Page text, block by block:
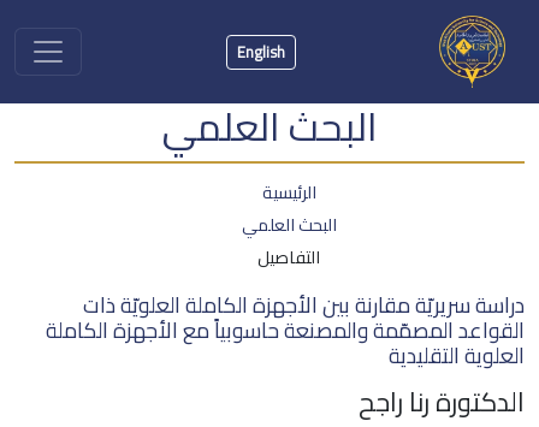
English
البحث العلمي
الرئيسية
البحث العلمي
التفاصيل
دراسة سريريّة مقارنة بين الأجهزة الكاملة العلويّة ذات
القواعد المصمّمة والمصنعة حاسوبياً مع الأجهزة الكاملة
العلوية التقليدية
الدكتورة رنا راجح